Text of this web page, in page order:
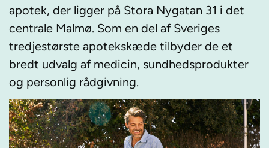
apotek, der ligger på Stora Nygatan 31 i det
centrale Malmø. Som en del af Sveriges
tredjestørste apotekskæde tilbyder de et
bredt udvalg af medicin, sundhedsprodukter
og personlig rådgivning.